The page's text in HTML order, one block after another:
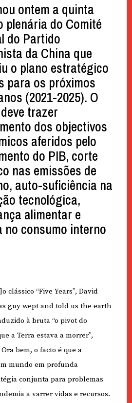
ontem a quinta
plenária do Comité
do Partido
da China que
o plano estratégico
para os próximos
(2021-2025). O
trazer
dos objectivos
aferidos pelo
do PIB, corte
nas emissões de
auto-suficiência na
tecnológica,
alimentar e
no consumo interno
clássico “Five Years”, David
guy wept and told us the earth
à bruta “o pivot do
a Terra estava a morrer”,
bem, o facto é que a
mundo em profunda
conjunta para problemas
a varrer vidas e recursos.